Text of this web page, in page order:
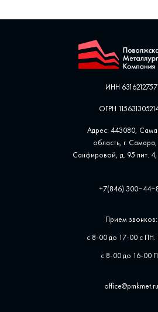
ИНН 6316212757
ОГРН
Адрес: 443080,
область, г. Самара,
Санфировой, д. 95 лит.
+7(846)
Прием звонков:
с 8-00 до 17-00 с ПН.
с 8-00 до 16-00
office@pmkmet.ru